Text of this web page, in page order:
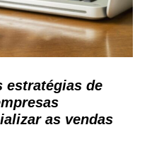
estratégias de
as vendas